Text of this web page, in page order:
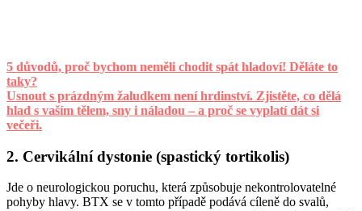
5 důvodů, proč bychom neměli chodit spát hladoví! Děláte to
taky?
Usnout s prázdným žaludkem není hrdinství. Zjistěte, co dělá
hlad s vaším tělem, sny i náladou – a proč se vyplatí dát si
večeři.
2. Cervikální dystonie (spastický tortikolis)
Jde o neurologickou poruchu, která způsobuje nekontrolovatelné
pohyby hlavy. BTX se v tomto případě podává cíleně do svalů,